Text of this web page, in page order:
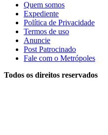
Quem somos
Expediente
Política de Privacidade
Termos de uso
Anuncie
Post Patrocinado
Fale com o Metrópoles
Todos os direitos reservados